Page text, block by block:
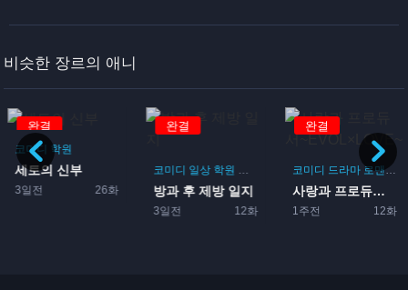
비슷한 장르의 애니
임
완결
코미디 학원
세토의 신부
3일전 26화
완결
코미디 일상 학원 드라마 부활동
방과 후 제방 일지
3일전 12화
완결
코미디 드라마 로맨스
사랑과 프로듀서~EVOL×L...
1주전 12화